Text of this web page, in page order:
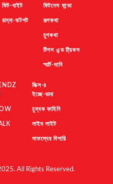
ফিট-বাইট
রান্না-ঝটপট
ফিটনেস ফান্ডা
রূপকথা
চুপকথা
টিপস এন্ড ট্রিকস
স্মার্ট-মানি
মিক্স-৪
ইচ্ছে-ডানা
চুম্বক কাহিনি
লাইম লাইট
সাফল্যের দিশারি
All Rights Reserved.